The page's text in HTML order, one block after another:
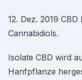
12. Dez. 2019
Cannabidiols.
Isolate CBD wird
Hanfpflanze